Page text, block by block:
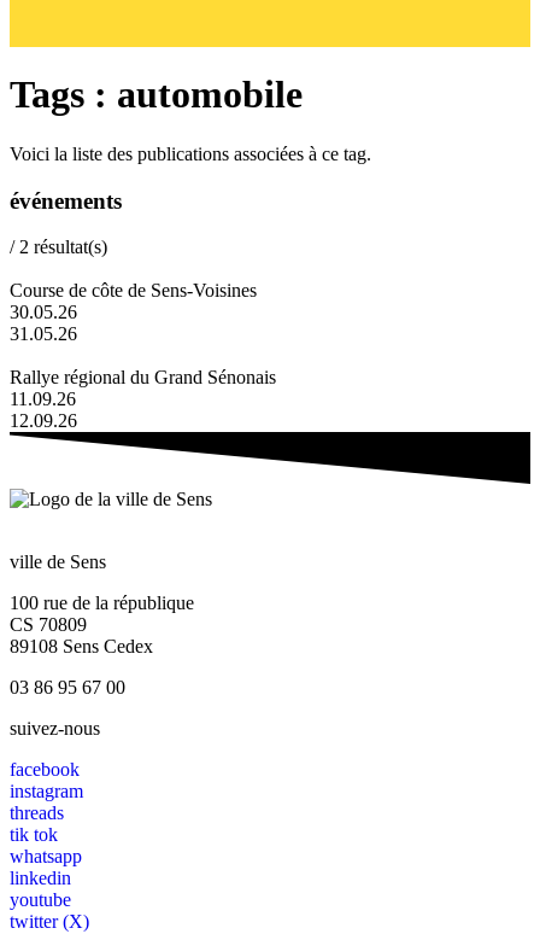
Tags : automobile
Voici la liste des publications associées à ce tag.
événements
/ 2 résultat(s)
Course de côte de Sens-Voisines
30.05.26
31.05.26
Rallye régional du Grand Sénonais
11.09.26
12.09.26
ville de Sens
100 rue de la république
CS 70809
89108 Sens Cedex
03 86 95 67 00
suivez-nous
facebook
instagram
threads
tik tok
whatsapp
linkedin
youtube
twitter (X)